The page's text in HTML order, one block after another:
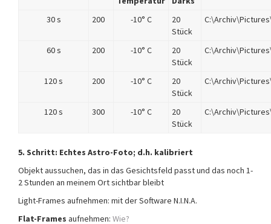
30 s 200 -10° C
20
Stück
60 s 200 -10° C
20
Stück
120 s 200 -10° C
20
Stück
120 s 300 -10° C
20
Stück
5. Schritt: Echtes Astro-Foto; d.h. kalibriert
Objekt aussuchen, das in das Gesichtsfeld passt und das noch 1-
2 Stunden an meinem Ort sichtbar bleibt
Light-Frames aufnehmen: mit der Software N.I.N.A.
Flat-Frames aufnehmen: Wie?